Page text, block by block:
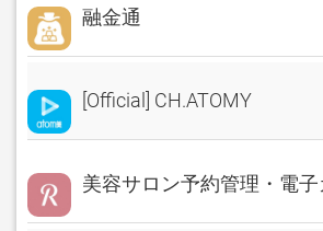
融金通
[Official] CH.ATOMY
美容サロン予約管理・電